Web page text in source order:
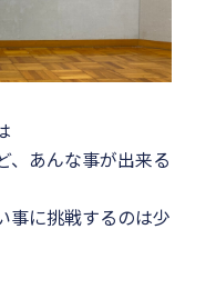
、あんな事が出来る
事に挑戦するのは少